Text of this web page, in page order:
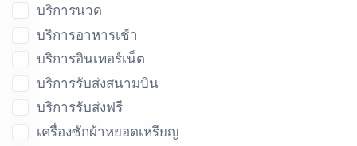
บริการนวด
บริการอาหารเช้า
บริการอินเทอร์เน็ต
บริการรับส่งสนามบิน
บริการรับส่งฟรี
เครื่องซักผ้าหยอดเหรียญ